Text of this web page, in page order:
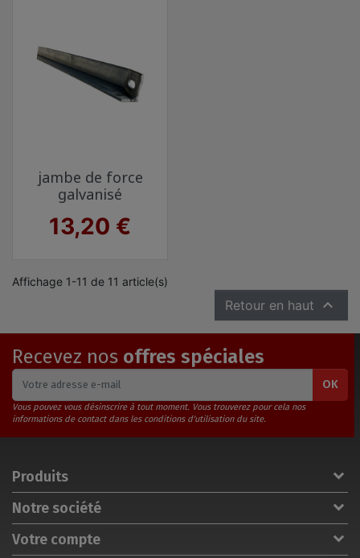
jambe de force
galvanisé
Prix
13,20 €
Affichage 1-11 de 11 article(s)
Retour en haut 
Recevez nos offres spéciales
OK
Vous pouvez vous désinscrire à tout moment. Vous trouverez pour cela nos
informations de contact dans les conditions d'utilisation du site.
Produits
Notre société
Votre compte